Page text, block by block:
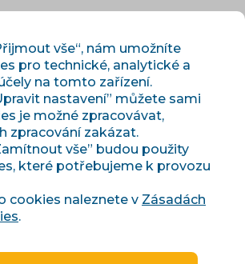
a monitoring cen konkurence
vše“, nám umožníte
pro technické, analytické a
na tomto zařízení.
nastavení” můžete sami
je možné zpracovávat,
zpracování zakázat.
vše” budou použity
které potřebujeme k provozu
cookies naleznete v Zásadách
.